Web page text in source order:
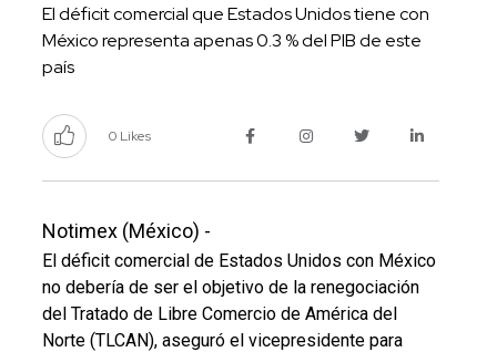
El déficit comercial que Estados Unidos tiene con
México representa apenas 0.3 % del PIB de este
país
0 Likes
Notimex (México) -
El déficit comercial de Estados Unidos con México
no debería de ser el objetivo de la renegociación
del Tratado de Libre Comercio de América del
Norte (TLCAN), aseguró el vicepresidente para